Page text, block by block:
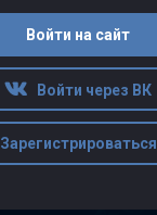
Войти на сайт
Войти через ВК
Зарегистрироваться